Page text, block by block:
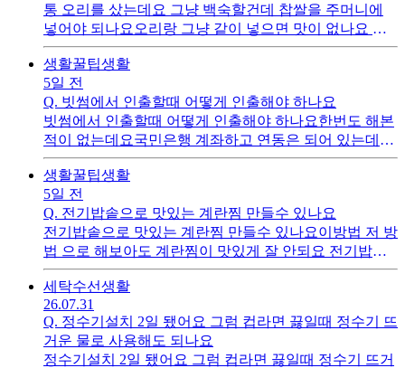
통 오리를 샀는데요 그냥 백숙할건데 찹쌀을 주머니에
넣어야 되나요오리랑 그냥 같이 넣으면 맛이 없나요 너
무 반찬이 없어서 생각해낸 메뉴 입니다 오리는 안해봐
서요
생활꿀팁생활
5일 전
Q. 빗썸에서 인출할때 어떻게 인출해야 하나요
빗썸에서 인출할때 어떻게 인출해야 하나요한번도 해본
적이 없는데요국민은행 계좌하고 연동은 되어 있는데요
현금자산 으로 되어 있어요 그냥 연동된 계좌로 이체하
면 될까요
생활꿀팁생활
5일 전
Q. 전기밥솥으로 맛있는 계란찜 만들수 있나요
전기밥솥으로 맛있는 계란찜 만들수 있나요이방법 저 방
법 으로 해보아도 계란찜이 맛있게 잘 안되요 전기밥솥
으로 빵도 만들던데 계란찜도만들수 있나요만들어보신
분 계실까요
세탁수선생활
26.07.31
Q. 정수기설치 2일 됐어요 그럼 컵라면 끓일때 정수기 뜨
거운 물로 사용해도 되나요
정수기설치 2일 됐어요 그럼 컵라면 끓일때 정수기 뜨거